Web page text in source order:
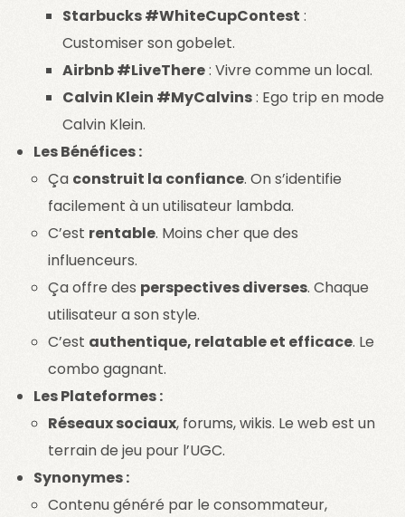
Starbucks #WhiteCupContest :
Customiser son gobelet.
Airbnb #LiveThere: Vivre comme un local.
Calvin Klein #MyCalvins: Ego trip en mode
Calvin Klein.
Les Bénéfices :
Ça construit la confiance. On s’identifie
facilement à un utilisateur lambda.
C’est rentable. Moins cher que des
influenceurs.
Ça offre des perspectives diverses. Chaque
utilisateur a son style.
C’est authentique, relatable et efficace. Le
combo gagnant.
Les Plateformes :
Réseaux sociaux, forums, wikis. Le web est un
terrain de jeu pour l’UGC.
Synonymes :
Contenu généré par le consommateur,